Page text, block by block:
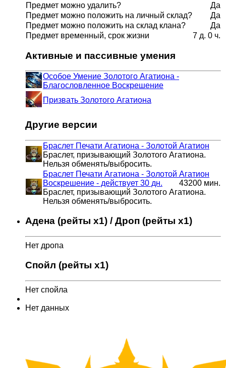
Предмет можно удалить?
Да
Предмет можно положить на личный склад?
Да
Предмет можно положить на склад клана?
Да
Предмет временный, срок жизни
7 д. 0 ч.
Активные и пассивные умения
Особое Умение Золотого Агатиона -
Благословленное Воскрешение
Призвать Золотого Агатиона
Другие версии
Браслет Печати Агатиона - Золотой Агатион
Браслет, призывающий Золотого Агатиона.
Нельзя обменять/выбросить.
Браслет Печати Агатиона - Золотой Агатион
Воскрешение - действует 30 дн.
43200 мин.
Браслет, призывающий Золотого Агатиона.
Нельзя обменять/выбросить.
Адена (рейты x1) / Дроп (рейты x1)
Нет дропа
Спойл (рейты x1)
Нет спойла
Нет данных